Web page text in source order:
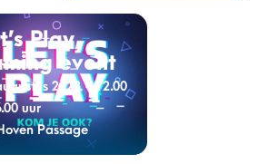
Play
event
2023 - 12.00
uur
Passage